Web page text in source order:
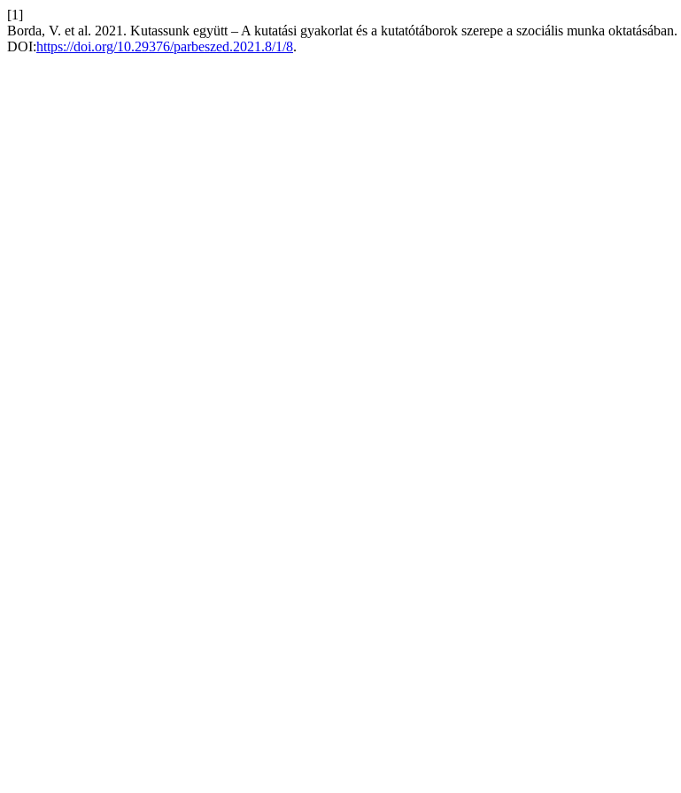
[1]
Borda, V. et al. 2021. Kutassunk együtt – A kutatási gyakorlat és a kutatótáborok szerepe a szociális munka oktatásában.
DOI:https://doi.org/10.29376/parbeszed.2021.8/1/8.